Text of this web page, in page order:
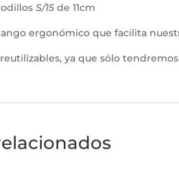
S/15 de 11cm
ergonómico que facilita
reutilizables, ya que sólo